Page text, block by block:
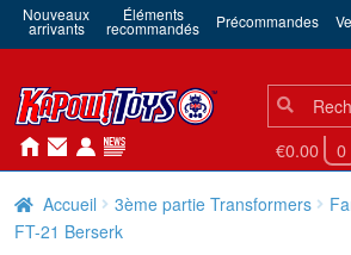
Nouveaux
arrivants
Éléments
recommandés Précommandes
Chercher:
Chercher
€0.00 0
Accueil 3ème partie Transformers
FT-21 Berserk